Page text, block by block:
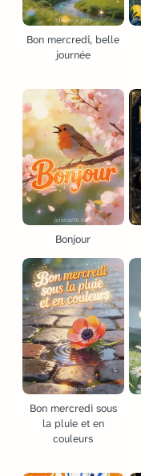
Bon mercredi, belle
journée
Bonjour
Bon mercredi sous
la pluie et en
couleurs